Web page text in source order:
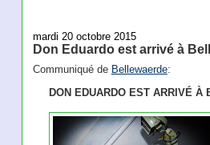
mardi 20 octobre 2015
Don Eduardo est arrivé à
Communiqué de Bellewaerde:
DON EDUARDO EST ARRIVÉ À